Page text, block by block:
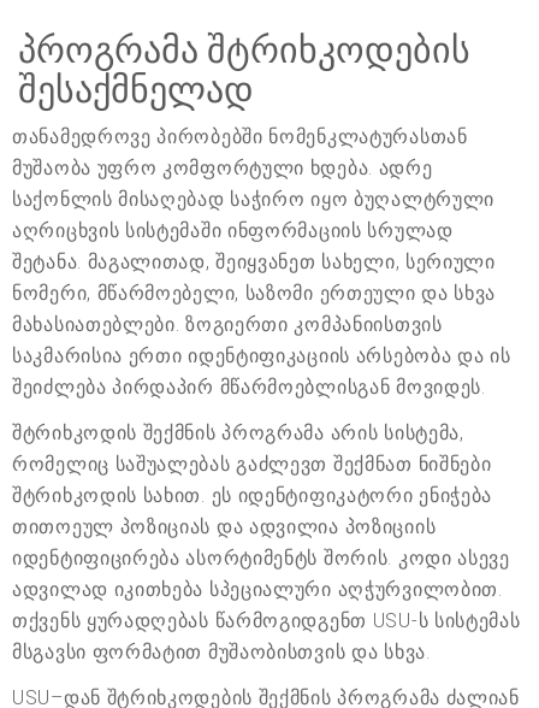
პროგრამა შტრიხკოდების
შესაქმნელად
თანამედროვე პირობებში ნომენკლატურასთან
მუშაობა უფრო კომფორტული ხდება. ადრე
საქონლის მისაღებად საჭირო იყო ბუღალტრული
აღრიცხვის სისტემაში ინფორმაციის სრულად
შეტანა. მაგალითად, შეიყვანეთ სახელი, სერიული
ნომერი, მწარმოებელი, საზომი ერთეული და სხვა
მახასიათებლები. ზოგიერთი კომპანიისთვის
საკმარისია ერთი იდენტიფიკაციის არსებობა და ის
შეიძლება პირდაპირ მწარმოებლისგან მოვიდეს.
შტრიხკოდის შექმნის პროგრამა არის სისტემა,
რომელიც საშუალებას გაძლევთ შექმნათ ნიშნები
შტრიხკოდის სახით. ეს იდენტიფიკატორი ენიჭება
თითოეულ პოზიციას და ადვილია პოზიციის
იდენტიფიცირება ასორტიმენტს შორის. კოდი ასევე
ადვილად იკითხება სპეციალური აღჭურვილობით.
თქვენს ყურადღებას წარმოგიდგენთ USU-ს სისტემას
მსგავსი ფორმატით მუშაობისთვის და სხვა.
USU–დან შტრიხკოდების შექმნის პროგრამა ძალიან